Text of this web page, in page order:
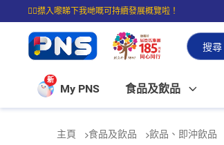
☝🏼㩒入嚟睇下我哋嘅可持續發展概覽啦！
⭐購物滿$399即享免費送貨；滿$100即可免費店取。
新
My PNS 食品及飲品
主頁 食品及飲品 飲品、即沖飲品